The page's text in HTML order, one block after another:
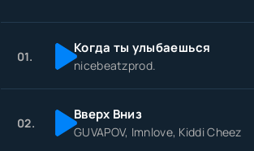
И останется в прихожей твой аромат
Мне так нравится что ждёшь меня у окна
Улыбаешься и мне ни к чему пропадать
И останется в прихожей твой аромат
Мне так нравится что ждёшь меня у окна
01. Когда ты улыбаешься
nicebeatzprod.
02. Вверх Вниз
GUVAPOV, Imnlove, Kiddi Cheez